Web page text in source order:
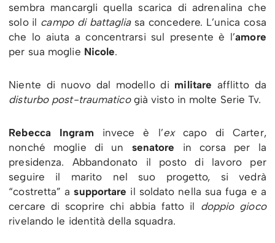
sembra mancargli quella scarica di adrenalina che
solo il campo di battagliasa concedere. L’unica cosa
che lo aiuta a concentrarsi sul presente è l’amore
per sua moglie Nicole.
Niente di nuovo dal modello di militare afflitto da
disturbo post-traumaticogià visto in molte Serie Tv.
Rebecca Ingram invece è l’excapo di Carter,
nonché moglie di un senatore in corsa per la
presidenza. Abbandonato il posto di lavoro per
seguire il marito nel suo progetto, si vedrà
“costretta” asupportare il soldato nella sua fuga e a
cercare di scoprire chi abbia fatto il doppio gioco
rivelando le identità della squadra.